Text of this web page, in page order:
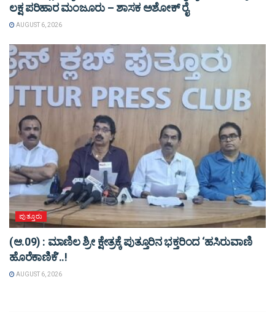
ಲಕ್ಷ ಪರಿಹಾರ ಮಂಜೂರು – ಶಾಸಕ ಅಶೋಕ್ ರೈ
AUGUST 6, 2026
ಪುತ್ತೂರು
(ಆ.09) : ಮಾಣಿಲ ಶ್ರೀ ಕ್ಷೇತ್ರಕ್ಕೆ ಪುತ್ತೂರಿನ ಭಕ್ತರಿಂದ ‘ಹಸಿರುವಾಣಿ
ಹೊರೆಕಾಣಿಕೆ’..!
AUGUST 6, 2026